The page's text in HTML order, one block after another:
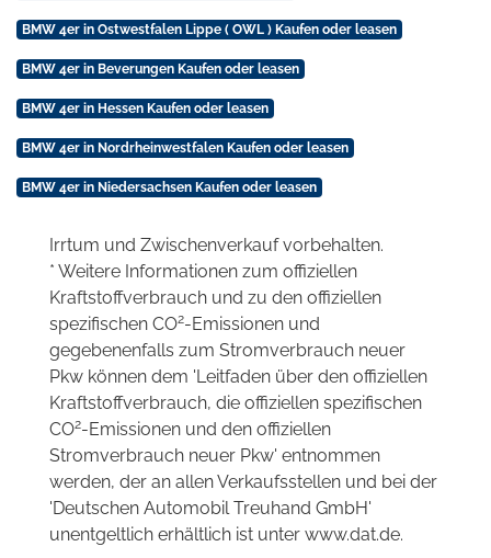
BMW 4er in Ostwestfalen Lippe ( OWL ) Kaufen oder leasen
BMW 4er in Beverungen Kaufen oder leasen
BMW 4er in Hessen Kaufen oder leasen
BMW 4er in Nordrheinwestfalen Kaufen oder leasen
BMW 4er in Niedersachsen Kaufen oder leasen
Irrtum und Zwischenverkauf vorbehalten.
* Weitere Informationen zum offiziellen
Kraftstoffverbrauch und zu den offiziellen
spezifischen CO2-Emissionen und
gegebenenfalls zum Stromverbrauch neuer
Pkw können dem 'Leitfaden über den offiziellen
Kraftstoffverbrauch, die offiziellen spezifischen
CO2-Emissionen und den offiziellen
Stromverbrauch neuer Pkw' entnommen
werden, der an allen Verkaufsstellen und bei der
'Deutschen Automobil Treuhand GmbH'
unentgeltlich erhältlich ist unter www.dat.de.